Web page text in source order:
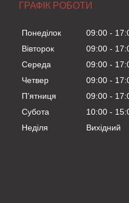
ГРАФІК РОБОТИ
Понеділок 09:00
Вівторок
09:00
Середа
09:00
Четвер
09:00
Пʼятниця
09:00
Субота
10:00
Неділя
Вихідний